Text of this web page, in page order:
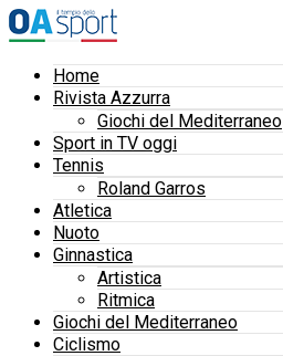
Home
Rivista Azzurra
Giochi del Mediterraneo
Sport in TV oggi
Tennis
Roland Garros
Atletica
Nuoto
Ginnastica
Artistica
Ritmica
Giochi del Mediterraneo
Ciclismo